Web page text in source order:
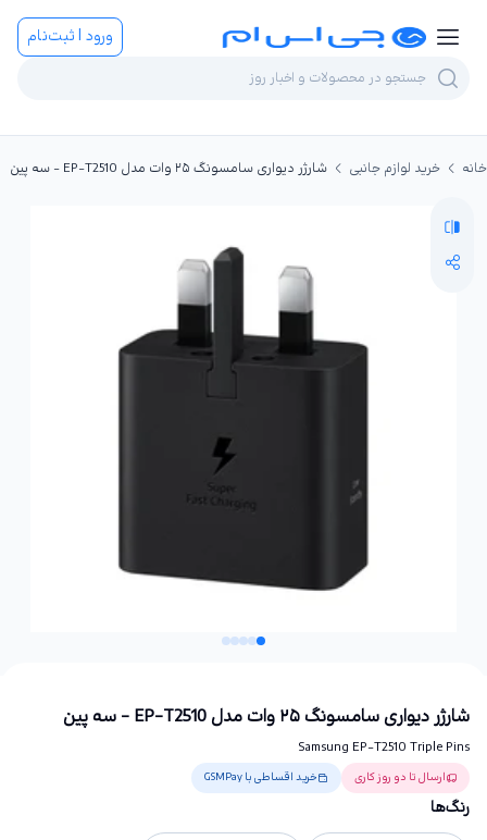
ورود | ثبت‌نام
خانه خرید لوازم جانبی شارژر دیواری سامسونگ ۲۵ وات مدل EP-T2510 - سه پین
شارژر دیواری سامسونگ ۲۵ وات مدل EP-T2510 - سه پین
Samsung EP-T2510 Triple Pins
ارسال تا دو روز کاری خرید اقساطی با GSMPay
رنگ‌ها